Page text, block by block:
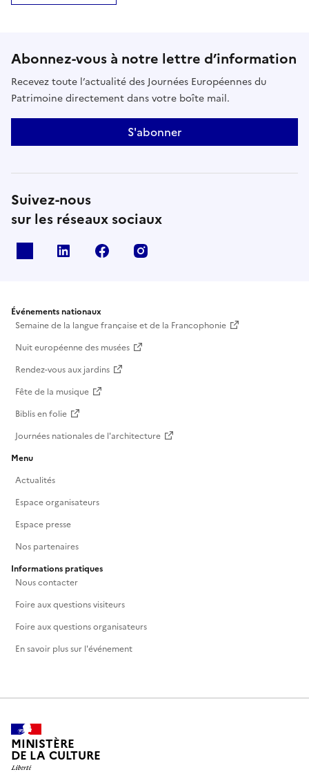
Abonnez-vous à notre lettre d’information
Recevez toute l’actualité des Journées Européennes du
Patrimoine directement dans votre boîte mail.
S'abonner
Suivez-nous
sur les réseaux sociaux
Linkedin Facebook
Événements nationaux
Semaine de la langue française et de la Francophonie
Nuit européenne des musées
Rendez-vous aux jardins
Fête de la musique
Biblis en folie
Journées nationales de l'architecture
Menu
Actualités
Espace organisateurs
Espace presse
Nos partenaires
Informations pratiques
Nous contacter
Foire aux questions visiteurs
Foire aux questions organisateurs
En savoir plus sur l'événement
MINISTÈRE
DE LA CULTURE